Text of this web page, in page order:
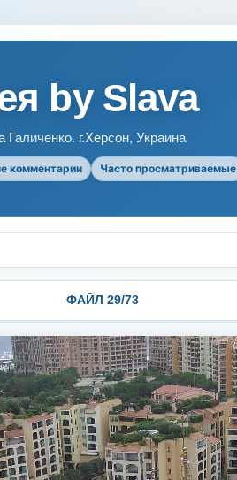
by Slava
г.Херсон, Украина
комментарии Часто просматриваемые
ФАЙЛ 29/73